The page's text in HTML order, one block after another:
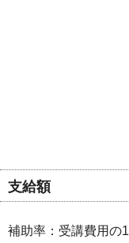
支給額
補助率：受講費用の